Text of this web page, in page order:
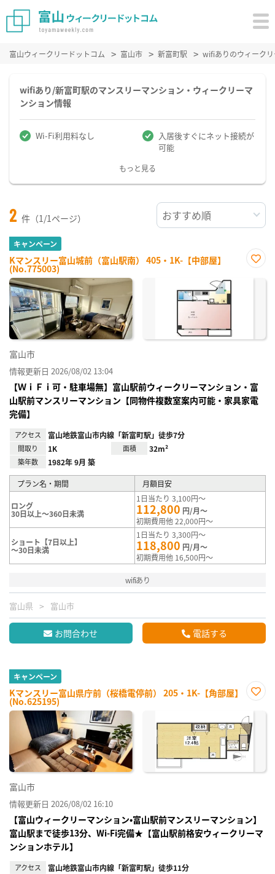
富山ウィークリードットコム 富山市 新富町駅 wifiありのウィーク
wifiあり/新富町駅のマンスリーマンション・ウィークリーマ
ンション情報
Wi-Fi利用料なし
入居後すぐにネット接続が
可能
もっと見る
2 件（1/1ページ）
キャンペーン
Kマンスリー富山城前（富山駅南） 405・1K-【中部屋】
(No.775003)
に入
富山市
情報更新日 2026/08/02 13:04
【ＷｉＦｉ可・駐車場無】富山駅前ウィークリーマンション・富
山駅前マンスリーマンション【同物件複数室案内可能・家具家電
完備】
アクセス 富山地鉄富山市内線「新富町駅」徒歩7分
間取り 1K 面積 32m²
築年数 1982年 9月 築
プラン名・期間 月額目安
ロング
30日以上～360日未満
1日当たり 3,100円～
112,800 円/月～
初期費用他 22,000円～
ショート【7日以上】
～30日未満
1日当たり 3,300円～
118,800 円/月～
初期費用他 16,500円～
wifiあり
富山県 富山市
お問合わせ 電話する
キャンペーン
Kマンスリー富山県庁前（桜橋電停前） 205・1K-【角部屋】
(No.625195)
に入
り登
録
富山市
情報更新日 2026/08/02 16:10
【富山ウィークリーマンション•富山駅前マンスリーマンション】
富山駅まで徒歩13分、Wi-Fi完備★【富山駅前格安ウィークリーマ
ンションホテル】
アクセス 富山地鉄富山市内線「新富町駅」徒歩11分